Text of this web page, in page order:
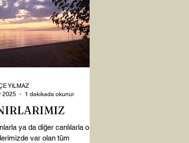
ya da diğer canlılarla olan
var olan tüm
YILMAZ
2025
1 dakikada okunur